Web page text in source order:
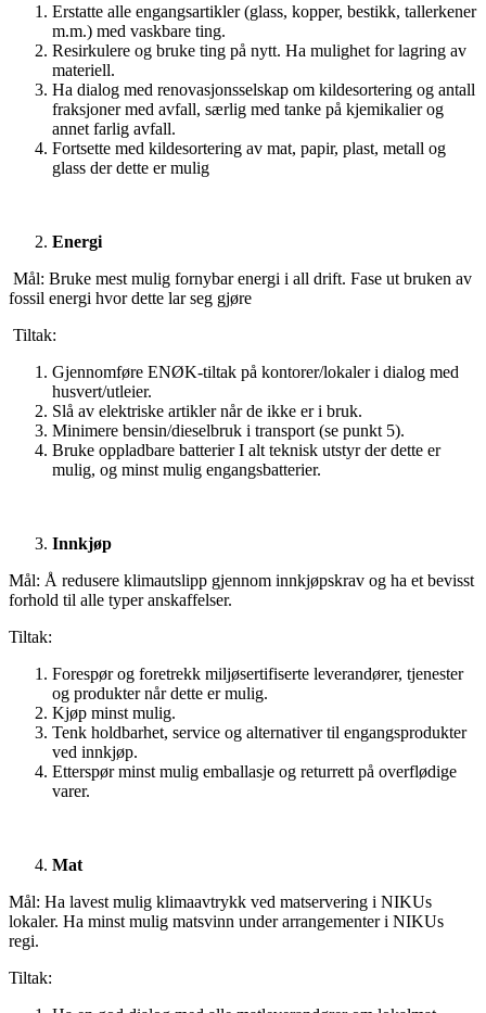
Erstatte alle engangsartikler (glass, kopper, bestikk, tallerkener
m.m.) med vaskbare ting.
Resirkulere og bruke ting på nytt. Ha mulighet for lagring av
materiell.
Ha dialog med renovasjonsselskap om kildesortering og antall
fraksjoner med avfall, særlig med tanke på kjemikalier og
annet farlig avfall.
Fortsette med kildesortering av mat, papir, plast, metall og
glass der dette er mulig
Energi
Mål: Bruke mest mulig fornybar energi i all drift. Fase ut bruken av
fossil energi hvor dette lar seg gjøre
Tiltak:
Gjennomføre ENØK-tiltak på kontorer/lokaler i dialog med
husvert/utleier.
Slå av elektriske artikler når de ikke er i bruk.
Minimere bensin/dieselbruk i transport (se punkt 5).
Bruke oppladbare batterier I alt teknisk utstyr der dette er
mulig, og minst mulig engangsbatterier.
Innkjøp
Mål: Å redusere klimautslipp gjennom innkjøpskrav og ha et bevisst
forhold til alle typer anskaffelser.
Tiltak:
Forespør og foretrekk miljøsertifiserte leverandører, tjenester
og produkter når dette er mulig.
Kjøp minst mulig.
Tenk holdbarhet, service og alternativer til engangsprodukter
ved innkjøp.
Etterspør minst mulig emballasje og returrett på overflødige
varer.
Mat
Mål: Ha lavest mulig klimaavtrykk ved matservering i NIKUs
lokaler. Ha minst mulig matsvinn under arrangementer i NIKUs
regi.
Tiltak: